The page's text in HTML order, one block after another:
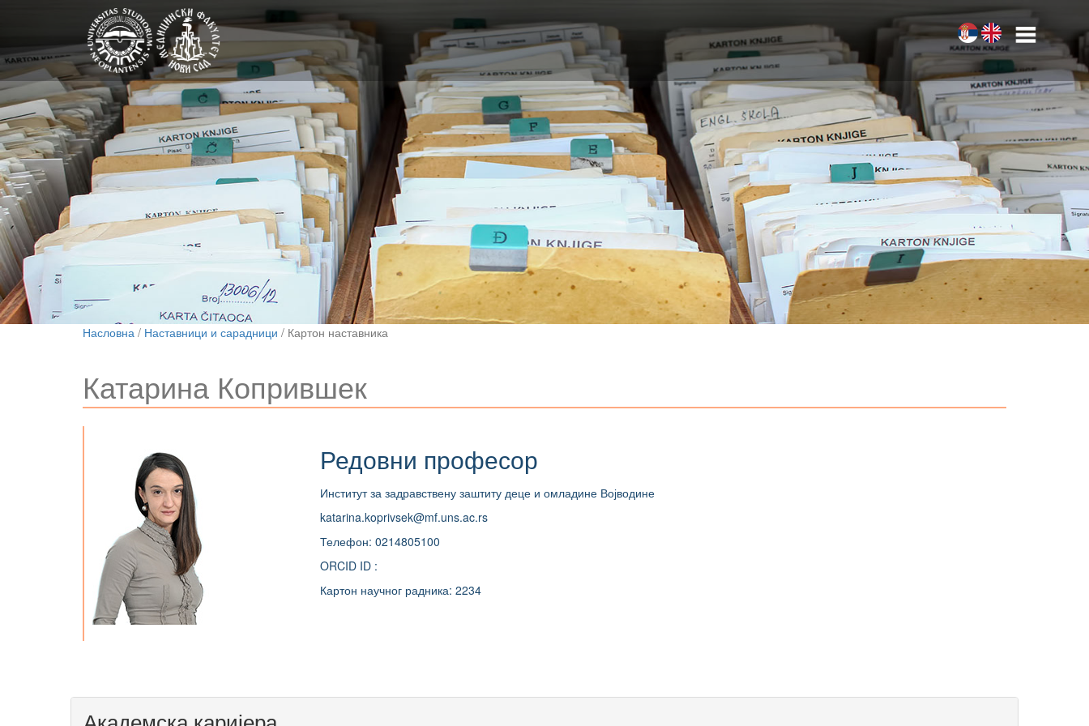
Насловна / Наставници и сарадници / Картон наставника
Катарина Копрившек
Редовни професор
Институт за задравствену заштиту деце и омладине Војводине
katarina.koprivsek@mf.uns.ac.rs
Телефон: 0214805100
ORCID ID :
Картон научног радника: 2234